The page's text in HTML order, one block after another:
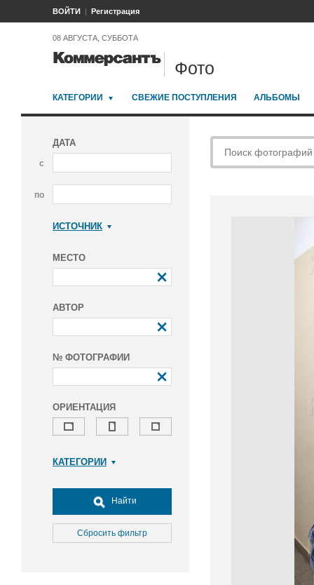
ВОЙТИ Регистрация
08 АВГУСТА, СУББОТА
Фото
КАТЕГОРИИ СВЕЖИЕ ПОСТУПЛЕНИЯ АЛЬБОМЫ
ДАТА
с
по
ИСТОЧНИК
МЕСТО
АВТОР
№ ФОТОГРАФИИ
ОРИЕНТАЦИЯ
КАТЕГОРИИ
Досуг, туризм и отдых
Культура
Медицина
Найти
Сбросить фильтр